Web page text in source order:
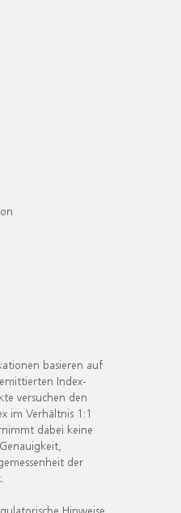
basieren auf
Index-
versuchen den
im Verhältnis 1:1
dabei keine
der